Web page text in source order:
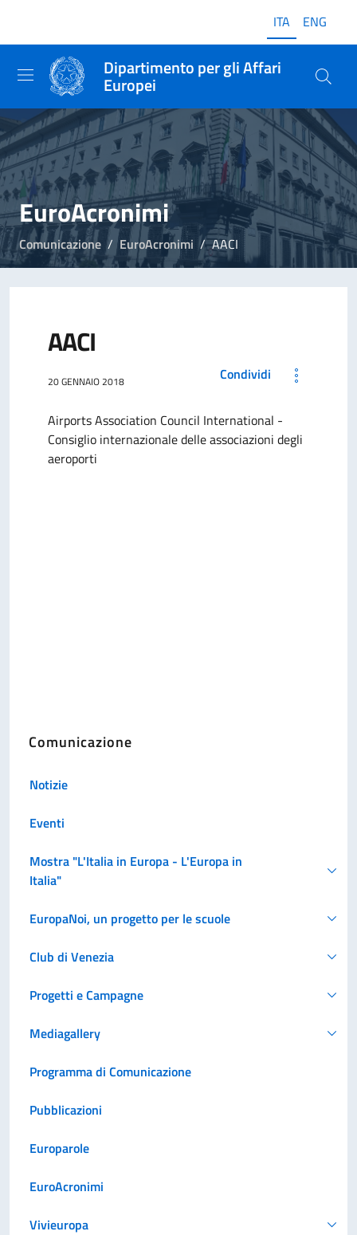
ITA ENG
Dipartimento per gli Affari
Europei
EuroAcronimi
Comunicazione EuroAcronimi AACI
AACI
20 GENNAIO 2018 Condividi
Airports Association Council International -
Consiglio internazionale delle associazioni degli
aeroporti
Comunicazione
Notizie
Eventi
Mostra "L'Italia in Europa - L'Europa in
Italia"
EuropaNoi, un progetto per le scuole
Club di Venezia
Progetti e Campagne
Mediagallery
Programma di Comunicazione
Pubblicazioni
Europarole
EuroAcronimi
Vivieuropa